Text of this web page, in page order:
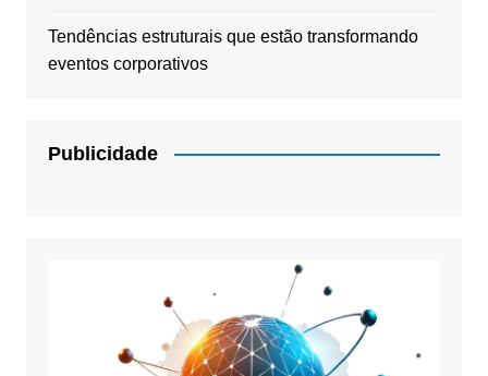
Tendências estruturais que estão transformando
eventos corporativos
Publicidade